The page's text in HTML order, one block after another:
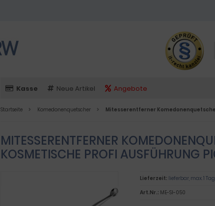
Kasse Neue Artikel Angebote
Startseite Komedonenquetscher Mitesserentferner
MITESSERENTFERNER
KOSMETISCHE PROFI AUSFÜHRUNG
Lieferzeit: lieferbar, max. 1
Art.Nr.: ME-SI-050